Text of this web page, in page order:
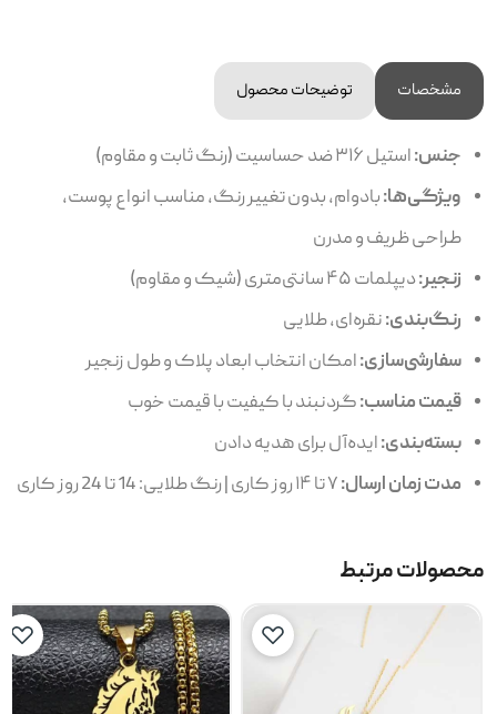
مشخصات توضیحات محصول
جنس:استیل ۳۱۶ ضد حساسیت (رنگ ثابت و مقاوم)
ویژگی‌ها:بادوام، بدون تغییر رنگ، مناسب انواع پوست،
طراحی ظریف و مدرن
زنجیر:دیپلمات ۴۵ سانتی‌متری (شیک و مقاوم)
رنگ‌بندی:نقره‌ای، طلایی
سفارشی‌سازی:امکان انتخاب ابعاد پلاک و طول زنجیر
قیمت مناسب:گردنبند با کیفیت با قیمت خوب
بسته‌بندی:ایده‌آل برای هدیه دادن
مدت زمان ارسال:
محصولات مرتبط